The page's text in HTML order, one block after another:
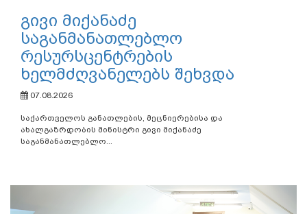
გივი მიქანაძე
საგანმანათლებლო
რესურსცენტრების
ხელმძღვანელებს შეხვდა
07.08.2026
საქართველოს განათლების, მეცნიერებისა და
ახალგაზრდობის მინისტრი გივი მიქანაძე
საგანმანათლებლო...